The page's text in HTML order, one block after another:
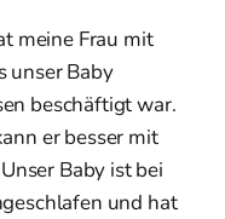
meine Frau mit
unser Baby
beschäftigt war.
er besser mit
Baby ist bei
und hat